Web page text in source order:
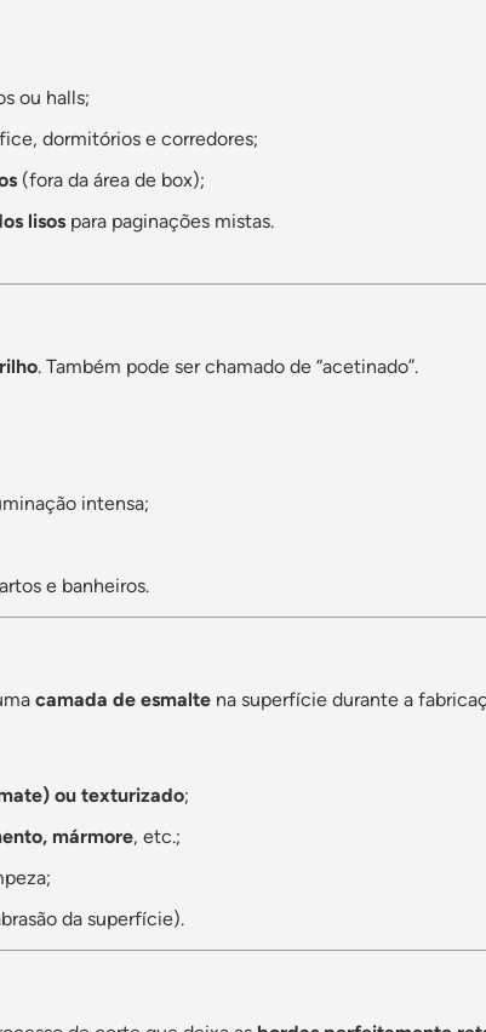
ou halls;
dormitórios e corredores;
(fora da área de box);
lisos para paginações mistas.
. Também pode ser chamado de “acetinado”.
intensa;
e banheiros.
camada de esmalte na superfície durante a
ou texturizado;
mármore, etc.;
da superfície).